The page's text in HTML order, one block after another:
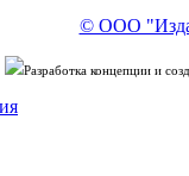
© ООО
Разработка концепции и